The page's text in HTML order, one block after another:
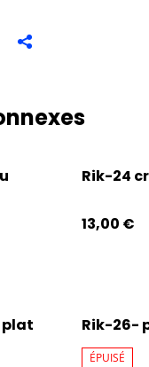
Rik-24
13,00 €
plat Rik-26-
ÉPUISÉ